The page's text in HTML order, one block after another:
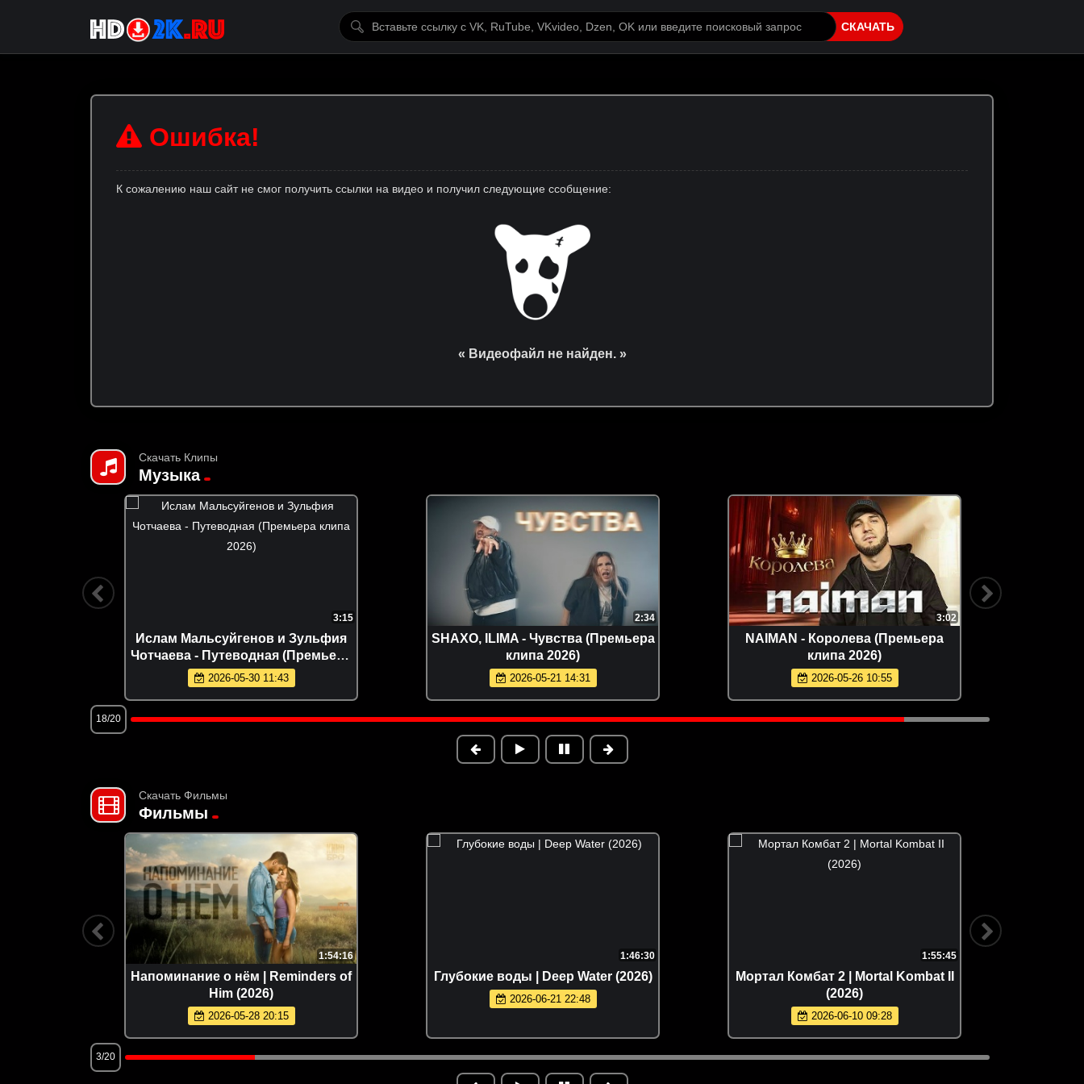
СКАЧАТЬ
Ошибка!
К сожалению наш сайт не смог получить ссылки на видео и получил следующие ссобщение:
« Видеофайл не найден. »
Скачать Клипы
Музыка
3:15
Ислам Мальсуйгенов и Зульфия
Чотчаева - Путеводная (Премьера
клипа 2026)
2026-05-30 11:43
2:34
SHAXO, ILIMA - Чувства (Премьера
клипа 2026)
2026-05-21 14:31
3:02
NAIMAN - Королева (Премьера
клипа 2026)
2026-05-26 10:55
18/20
Скачать Фильмы
Фильмы
1:54:16
Напоминание о нём | Reminders of
Him (2026)
2026-05-28 20:15
1:46:30
Глубокие воды | Deep Water (2026)
2026-06-21 22:48
1:55:45
Мортал Комбат 2 | Mortal Kombat II
(2026)
2026-06-10 09:28
3/20